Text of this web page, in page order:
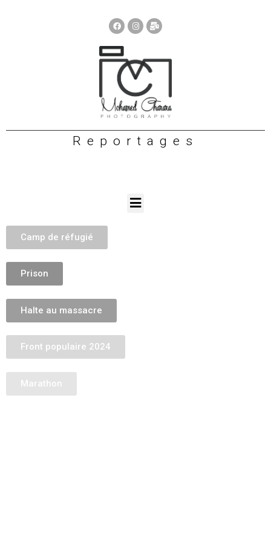
Reportages
Camp de réfugié
Prison
Halte au massacre
Front populaire 2024
Marathon